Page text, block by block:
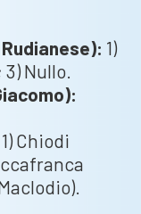
1)
Nullo.
1) Chiodi